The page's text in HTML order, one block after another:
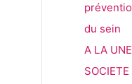
A LA UNE
SOCIETE